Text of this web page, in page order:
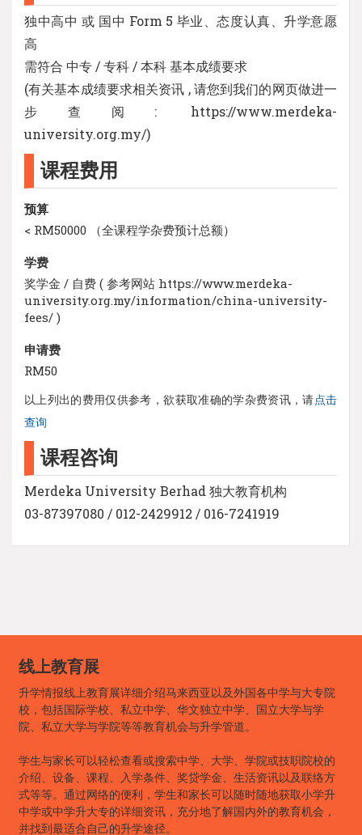
独中高中 或 国中 Form 5 毕业、态度认真、升学意愿
高
需符合 中专 / 专科 / 本科 基本成绩要求
(有关基本成绩要求相关资讯 , 请您到我们的网页做进一
步查阅: https://www.merdeka-
university.org.my/)
课程费用
预算
< RM50000 （全课程学杂费预计总额）
学费
奖学金 / 自费 ( 参考网站 https://www.merdeka-
university.org.my/information/china-university-
fees/ )
申请费
RM50
以上列出的费用仅供参考，欲获取准确的学杂费资讯，请点击
查询
课程咨询
Merdeka University Berhad 独大教育机构
03-87397080 / 012-2429912 / 016-7241919
线上教育展
升学情报线上教育展详细介绍马来西亚以及外国各中学与大专院
校，包括国际学校、私立中学、华文独立中学、国立大学与学
院、私立大学与学院等等教育机会与升学管道。
学生与家长可以轻松查看或搜索中学、大学、学院或技职院校的
介绍、设备、课程、入学条件、奖贷学金、生活资讯以及联络方
式等等。通过网络的便利，学生和家长可以随时随地获取小学升
中学或中学升大专的详细资讯，充分地了解国内外的教育机会，
并找到最适合自己的升学途径。